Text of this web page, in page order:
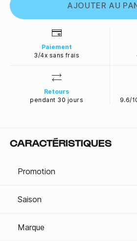
AJOUTER AU
Paiement
3/4x sans frais
Retours
pendant 30 jours
9.6/
CARACTÉRISTIQUES
Promotion
Saison
Marque